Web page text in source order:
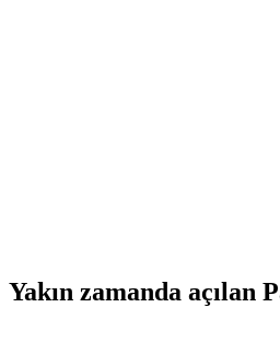
Yakın zamanda açılan